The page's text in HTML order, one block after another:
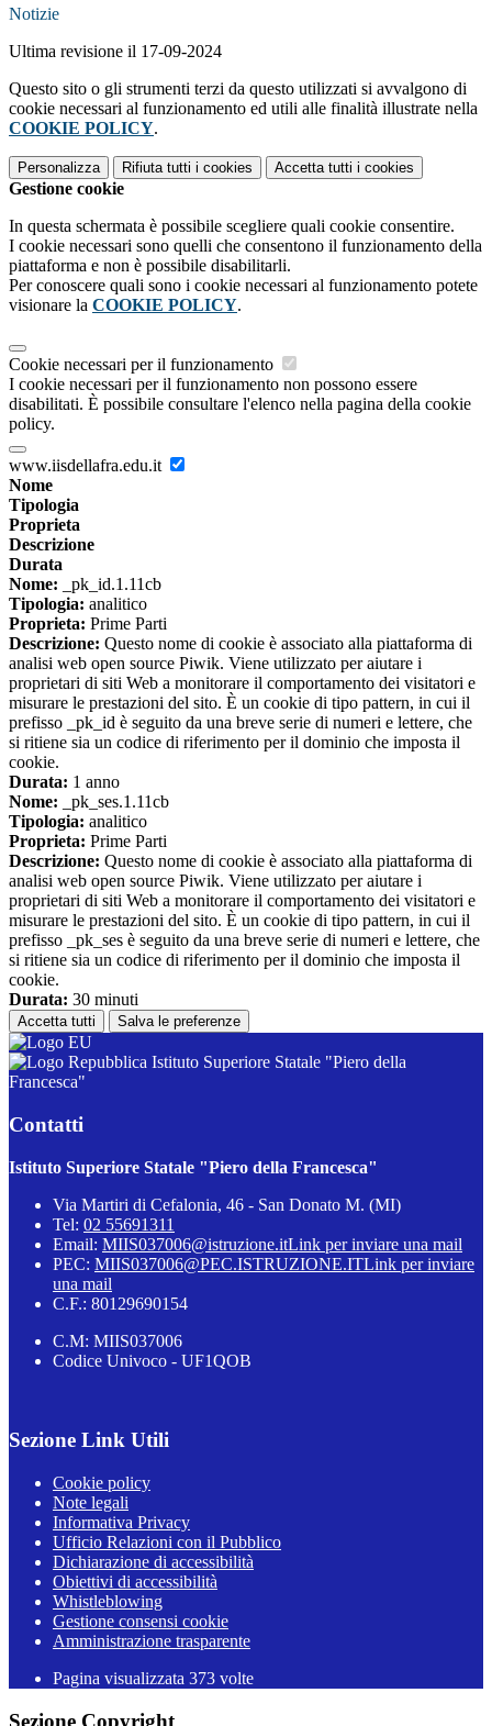
Notizie
Ultima revisione il 17-09-2024
Questo sito o gli strumenti terzi da questo utilizzati si avvalgono di
cookie necessari al funzionamento ed utili alle finalità illustrate nella
COOKIE POLICY.
Personalizza Rifiuta tutti i cookies Accetta tutti i cookies
Gestione cookie
In questa schermata è possibile scegliere quali cookie consentire.
I cookie necessari sono quelli che consentono il funzionamento della
piattaforma e non è possibile disabilitarli.
Per conoscere quali sono i cookie necessari al funzionamento potete
visionare la COOKIE POLICY.
Cookie necessari per il funzionamento
I cookie necessari per il funzionamento non possono essere
disabilitati. È possibile consultare l'elenco nella pagina della cookie
policy.
www.iisdellafra.edu.it
Nome
Tipologia
Proprieta
Descrizione
Durata
Nome: _pk_id.1.11cb
Tipologia: analitico
Proprieta: Prime Parti
Descrizione: Questo nome di cookie è associato alla piattaforma di
analisi web open source Piwik. Viene utilizzato per aiutare i
proprietari di siti Web a monitorare il comportamento dei visitatori e
misurare le prestazioni del sito. È un cookie di tipo pattern, in cui il
prefisso _pk_id è seguito da una breve serie di numeri e lettere, che
si ritiene sia un codice di riferimento per il dominio che imposta il
cookie.
Durata: 1 anno
Nome: _pk_ses.1.11cb
Tipologia: analitico
Proprieta: Prime Parti
Descrizione: Questo nome di cookie è associato alla piattaforma di
analisi web open source Piwik. Viene utilizzato per aiutare i
proprietari di siti Web a monitorare il comportamento dei visitatori e
misurare le prestazioni del sito. È un cookie di tipo pattern, in cui il
prefisso _pk_ses è seguito da una breve serie di numeri e lettere, che
si ritiene sia un codice di riferimento per il dominio che imposta il
cookie.
Durata: 30 minuti
Accetta tutti Salva le preferenze
Istituto Superiore Statale "Piero della
Francesca"
Contatti
Istituto Superiore Statale "Piero della Francesca"
Via Martiri di Cefalonia, 46 - San Donato M. (MI)
Tel: 02 55691311
Email: MIIS037006@istruzione.itLink per inviare una mail
PEC: MIIS037006@PEC.ISTRUZIONE.ITLink per inviare
una mail
C.F.: 80129690154
C.M: MIIS037006
Codice Univoco - UF1QOB
Sezione Link Utili
Cookie policy
Note legali
Informativa Privacy
Ufficio Relazioni con il Pubblico
Dichiarazione di accessibilità
Obiettivi di accessibilità
Whistleblowing
Gestione consensi cookie
Amministrazione trasparente
Pagina visualizzata 373 volte
Sezione Copyright